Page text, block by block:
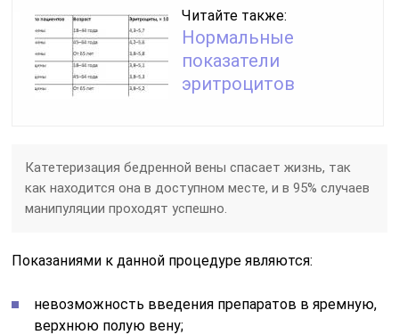
Читайте также:
Нормальные
показатели
эритроцитов
Катетеризация бедренной вены спасает жизнь, так
как находится она в доступном месте, и в 95% случаев
манипуляции проходят успешно.
Показаниями к данной процедуре являются:
невозможность введения препаратов в яремную,
верхнюю полую вену;